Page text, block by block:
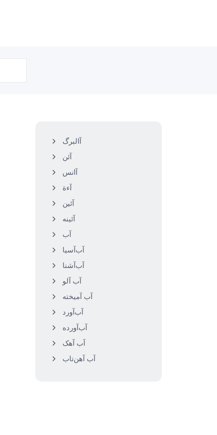
آالبرگ
آئن
آانس
آءة
آئین
آئینه
آب
آب‌آسیا
آب‌آشنا
آب آلو
آب آمیخته
آب‌آورد
آب‌آورده
آب آهک
آب آهن‌تاب